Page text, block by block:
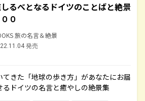
るべとなるドイツのことばと絶景
０
旅の名言＆絶景
発売
きた「地球の歩き方」があなたにお届
るドイツの名言と癒やしの絶景集